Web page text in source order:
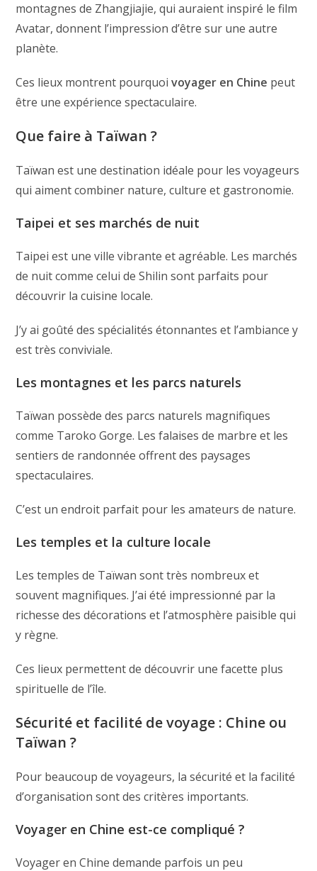
montagnes de Zhangjiajie, qui auraient inspiré le film
Avatar, donnent l’impression d’être sur une autre
planète.
Ces lieux montrent pourquoivoyager en Chine peut
être une expérience spectaculaire.
Que faire à Taïwan ?
Taïwan est une destination idéale pour les voyageurs
qui aiment combiner nature, culture et gastronomie.
Taipei et ses marchés de nuit
Taipei est une ville vibrante et agréable. Les marchés
de nuit comme celui de Shilin sont parfaits pour
découvrir la cuisine locale.
J’y ai goûté des spécialités étonnantes et l’ambiance y
est très conviviale.
Les montagnes et les parcs naturels
Taïwan possède des parcs naturels magnifiques
comme Taroko Gorge. Les falaises de marbre et les
sentiers de randonnée offrent des paysages
spectaculaires.
C’est un endroit parfait pour les amateurs de nature.
Les temples et la culture locale
Les temples de Taïwan sont très nombreux et
souvent magnifiques. J’ai été impressionné par la
richesse des décorations et l’atmosphère paisible qui
y règne.
Ces lieux permettent de découvrir une facette plus
spirituelle de l’île.
Sécurité et facilité de voyage : Chine ou
Taïwan ?
Pour beaucoup de voyageurs, la sécurité et la facilité
d’organisation sont des critères importants.
Voyager en Chine est-ce compliqué ?
Voyager en Chine demande parfois un peu